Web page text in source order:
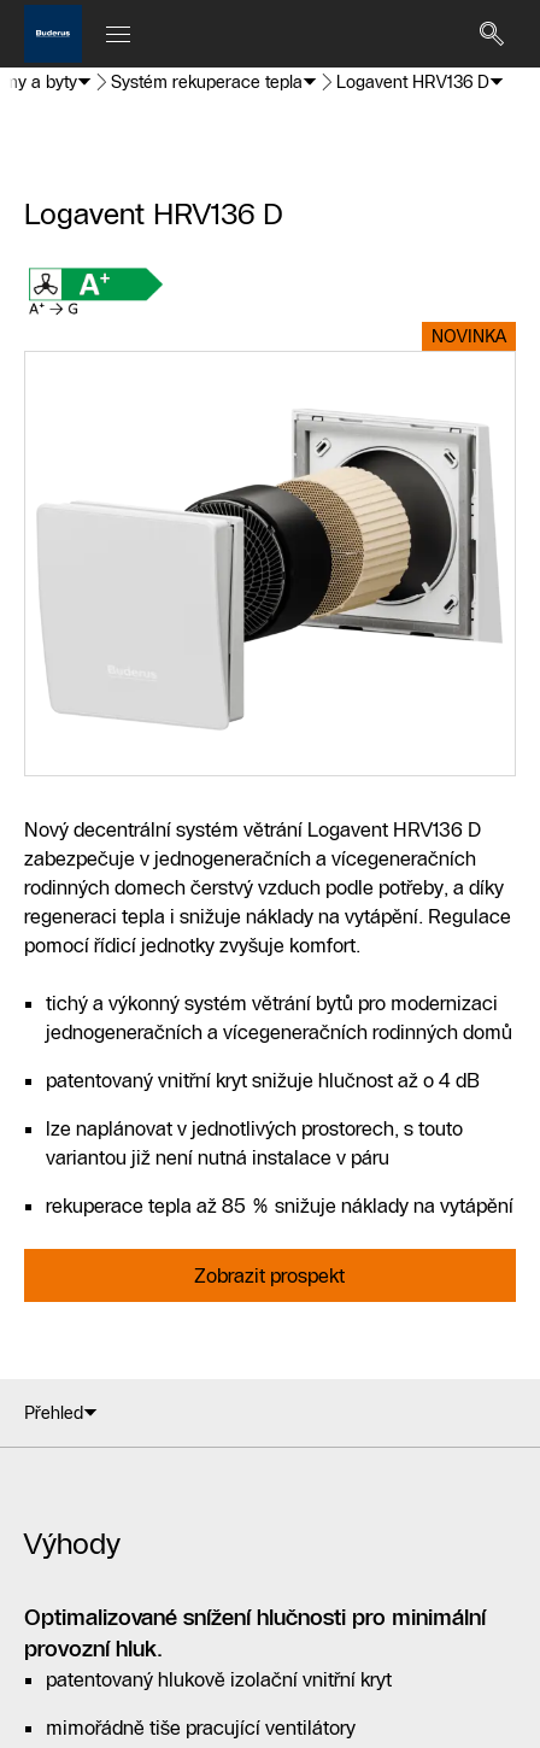
a byty Systém rekuperace tepla Logavent HRV136 D
Logavent HRV136 D
NOVINKA
Nový decentrální systém větrání Logavent HRV136 D
zabezpečuje v jednogeneračních a vícegeneračních
rodinných domech čerstvý vzduch podle potřeby, a díky
regeneraci tepla i snižuje náklady na vytápění. Regulace
pomocí řídicí jednotky zvyšuje komfort.
tichý a výkonný systém větrání bytů pro modernizaci
jednogeneračních a vícegeneračních rodinných domů
patentovaný vnitřní kryt snižuje hlučnost až o 4 dB
lze naplánovat v jednotlivých prostorech, s touto
variantou již není nutná instalace v páru
rekuperace tepla až 85 % snižuje náklady na vytápění
Zobrazit prospekt
Přehled
Výhody
Optimalizované snížení hlučnosti pro minimální
provozní hluk.
patentovaný hlukově izolační vnitřní kryt
mimořádně tiše pracující ventilátory